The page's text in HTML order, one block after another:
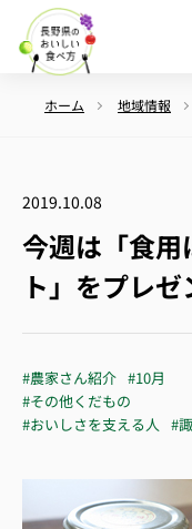
ホーム 地域情報
2019.10.08
今週は「食用
ト」をプレゼ
#農家さん紹介 #10月
#その他くだもの
#おいしさを支える人 #